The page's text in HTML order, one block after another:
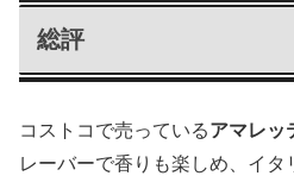
総評
コストコで売っているアマレッ
レーバーで香りも楽しめ、イタ